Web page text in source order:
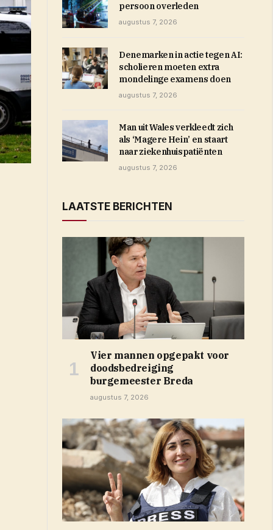
persoon overleden
augustus 7, 2026
Denemarken in actie tegen AI:
scholieren moeten extra
mondelinge examens doen
augustus 7, 2026
Man uit Wales verkleedt zich
als ‘Magere Hein’ en staart
naar ziekenhuispatiënten
augustus 7, 2026
LAATSTE BERICHTEN
Vier mannen opgepakt voor
doodsbedreiging
burgemeester Breda
augustus 7, 2026